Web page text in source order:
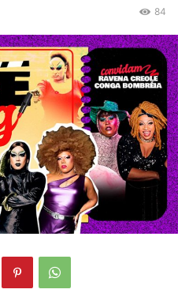
84